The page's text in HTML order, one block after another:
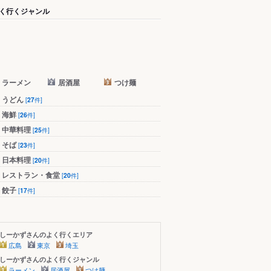
行くジャンル
ラーメン 居酒屋
つけ麺
うどん [27件]
海鮮 [26件]
中華料理 [25件]
そば[23件]
日本料理 [20件]
レストラン・食堂 [20件]
餃子 [17件]
しーかずさんのよく行くエリア
広島 東京 埼玉
しーかずさんのよく行くジャンル